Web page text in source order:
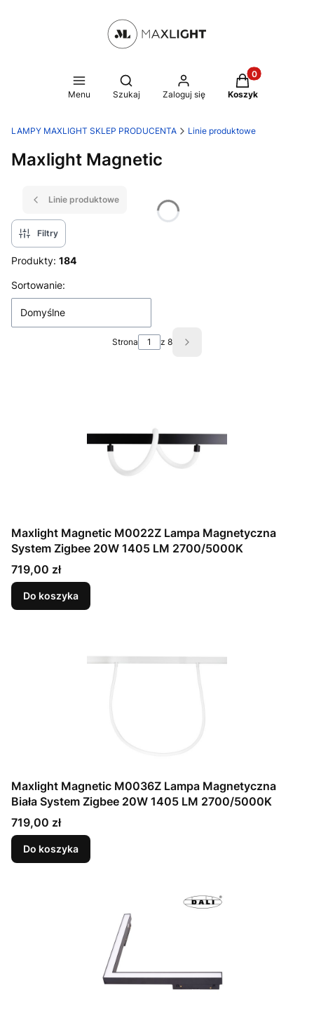
Menu
Otwórz wyszukiwarkę
Szukaj Zaloguj się
Produkty w
Koszyk
LAMPY MAXLIGHT SKLEP PRODUCENTA Linie produktowe
Maxlight Magnetic
Linie produktowe
Filtry
Produkty: 184
Lista produktów
Sortowanie:
Domyślne
Strona z 8 Następne produkty
Maxlight Magnetic M0022Z Lampa Magnetyczna
System Zigbee 20W 1405 LM 2700/5000K
Cena
719,00 zł
Do koszyka
Maxlight Magnetic M0036Z Lampa Magnetyczna
Biała System Zigbee 20W 1405 LM 2700/5000K
Cena
719,00 zł
Do koszyka